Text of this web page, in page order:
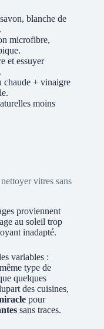
blanche de
microfibre,
et essuyer
chaude + vinaigre
moins
vitres sans
proviennent
au soleil trop
inadapté.
variables :
type de
quelques
des cuisines,
pour
sans traces.